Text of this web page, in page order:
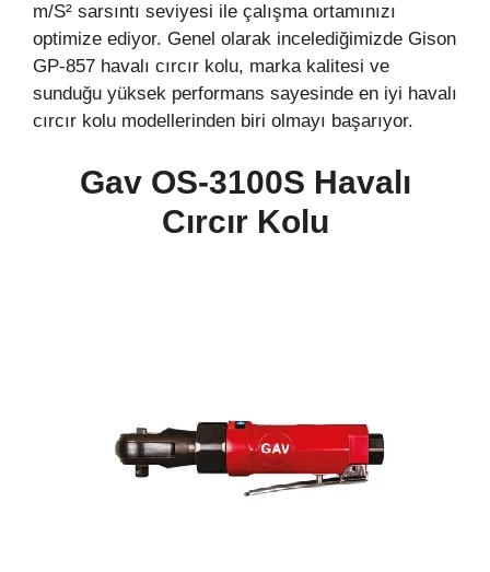
m/S² sarsıntı seviyesi ile çalışma ortamınızı
optimize ediyor. Genel olarak incelediğimizde Gison
GP-857 havalı cırcır kolu, marka kalitesi ve
sunduğu yüksek performans sayesinde en iyi havalı
cırcır kolu modellerinden biri olmayı başarıyor.
Gav OS-3100S Havalı
Cırcır Kolu